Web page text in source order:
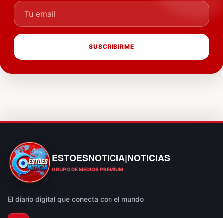
Tu email
SUSCRIBIRME
ESTOESNOTICIA|NOTICIAS
ESTOESNOTICIA|NOTICIAS
GRUPO DE MEDIOS PREMIUM
El diario digital que conecta con el mundo